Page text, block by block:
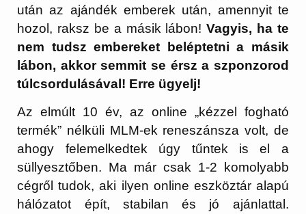
után az ajándék emberek után, amennyit te
hozol, raksz be a másik lábon!Vagyis, ha te
nem tudsz embereket beléptetni a másik
lábon, akkor semmit se érsz a szponzorod
túlcsordulásával! Erre ügyelj!
Az elmúlt 10 év, az online „kézzel fogható
termék” nélküli MLM-ek reneszánsza volt, de
ahogy felemelkedtek úgy tűntek is el a
süllyesztőben. Ma már csak 1-2 komolyabb
cégről tudok, aki ilyen online eszköztár alapú
hálózatot épít, stabilan és jó ajánlattal.